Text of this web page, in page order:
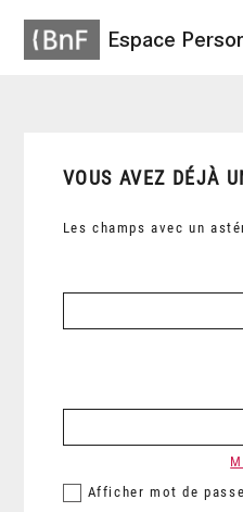
Espace
VOUS AVEZ DÉJÀ
Les champs avec un
Afficher mot de passe